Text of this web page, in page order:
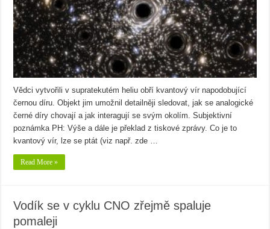
Vědci vytvořili v supratekutém heliu obří kvantový vír napodobující
černou díru. Objekt jim umožnil detailněji sledovat, jak se analogické
černé díry chovají a jak interagují se svým okolím. Subjektivní
poznámka PH: Výše a dále je překlad z tiskové zprávy. Co je to
kvantový vír, lze se ptát (viz např. zde …
Read More »
Vodík se v cyklu CNO zřejmě spaluje
pomaleji